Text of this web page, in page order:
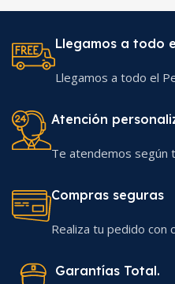
Llegamos a todo
Llegamos a todo el
Atención
Te atendemos según
Compras seguras
Realiza tu pedido con
Garantías Total.